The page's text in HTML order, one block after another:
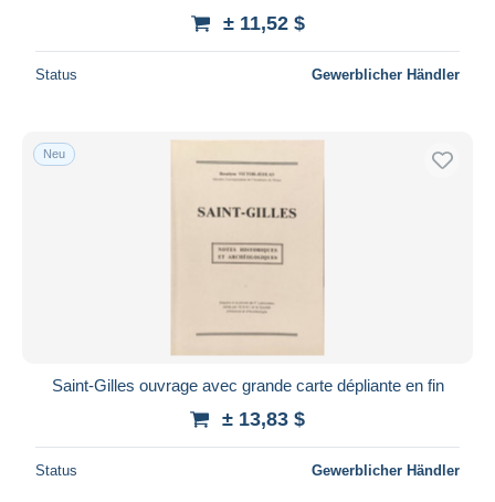
± 11,52 $
Status Gewerblicher Händler
Neu
Saint-Gilles ouvrage avec grande carte dépliante en fin
± 13,83 $
Status Gewerblicher Händler